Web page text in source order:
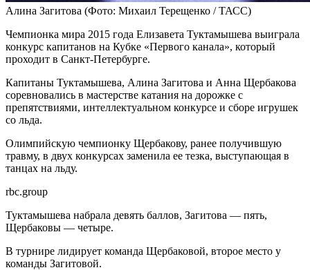
Алина Загитова (Фото: Михаил Терещенко / ТАСС)
Чемпионка мира 2015 года Елизавета Туктамышева выиграла
конкурс капитанов на Кубке «Первого канала», который
проходит в Санкт-Петербурге.
Капитаны Туктамышева, Алина Загитова и Анна Щербакова
соревновались в мастерстве катания на дорожке с
препятствиями, интеллектуальном конкурсе и сборе игрушек
со льда.
Олимпийскую чемпионку Щербакову, ранее получившую
травму, в двух конкурсах заменила ее тезка, выступающая в
танцах на льду.
rbc.group
Туктамышева набрала девять баллов, Загитова — пять,
Щербаковы — четыре.
В турнире лидирует команда Щербаковой, второе место у
команды Загитовой.